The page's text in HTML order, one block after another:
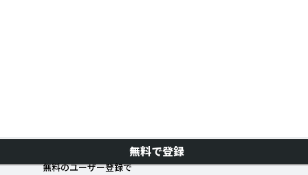
無料で登録
無料のユーザー登録で